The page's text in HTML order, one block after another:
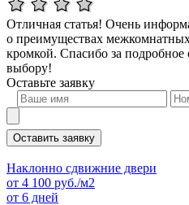
Отличная статья! Очень
о преимуществах
кромкой. Спасибо за
выбору!
Оставьте заявку
Оставить заявку
Наклонно сдвижние двери
от 4 100 руб./м2
от 6 дней